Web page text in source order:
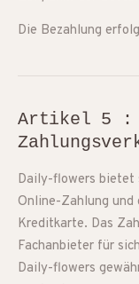
Die Bezahlung
Artikel 5 :
Daily-flowers bietet
Online-Zahlung und
Kreditkarte. Das
Fachanbieter für
Daily-flowers